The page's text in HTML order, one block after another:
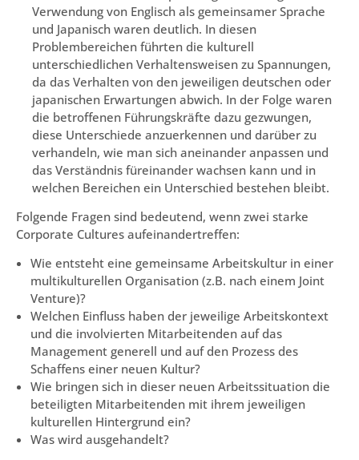
Verwendung von Englisch als gemeinsamer Sprache
und Japanisch waren deutlich. In diesen
Problembereichen führten die kulturell
unterschiedlichen Verhaltensweisen zu Spannungen,
da das Verhalten von den jeweiligen deutschen oder
japanischen Erwartungen abwich. In der Folge waren
die betroffenen Führungskräfte dazu gezwungen,
diese Unterschiede anzuerkennen und darüber zu
verhandeln, wie man sich aneinander anpassen und
das Verständnis füreinander wachsen kann und in
welchen Bereichen ein Unterschied bestehen bleibt.
Folgende Fragen sind bedeutend, wenn zwei starke
Corporate Cultures aufeinandertreffen:
Wie entsteht eine gemeinsame Arbeitskultur in einer
multikulturellen Organisation (z.B. nach einem Joint
Venture)?
Welchen Einfluss haben der jeweilige Arbeitskontext
und die involvierten Mitarbeitenden auf das
Management generell und auf den Prozess des
Schaffens einer neuen Kultur?
Wie bringen sich in dieser neuen Arbeitssituation die
beteiligten Mitarbeitenden mit ihrem jeweiligen
kulturellen Hintergrund ein?
Was wird ausgehandelt?